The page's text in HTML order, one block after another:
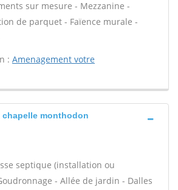
sur mesure - Mezzanine -
de parquet - Faïence murale -
: Amenagement votre
chapelle monthodon
septique (installation ou
- Allée de jardin - Dalles